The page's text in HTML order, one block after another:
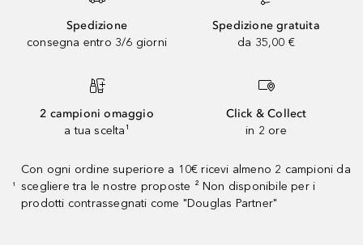
Spedizione
consegna entro 3/6 giorni
Spedizione gratuita
da 35,00 €
2 campioni omaggio
a tua scelta¹
Click & Collect
in 2 ore
¹
Con ogni ordine superiore a 10€ ricevi almeno 2 campioni da
scegliere tra le nostre proposte ² Non disponibile per i
prodotti contrassegnati come "Douglas Partner"